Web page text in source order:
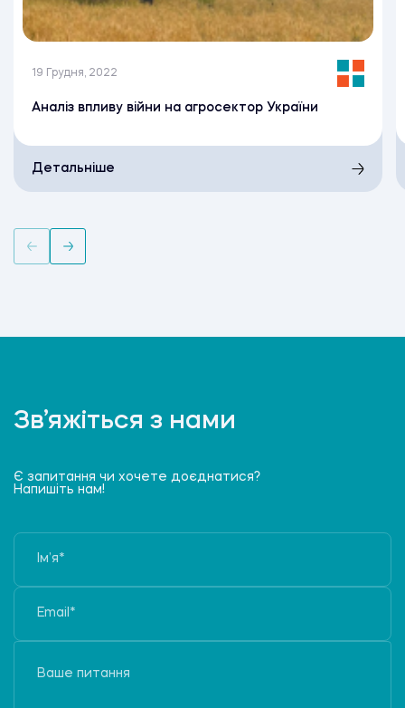
19 Грудня, 2022
Аналіз впливу війни на агросектор України
Детальніше
Зв’яжіться з нами
Є запитання чи хочете доєднатися?
Напишіть нам!